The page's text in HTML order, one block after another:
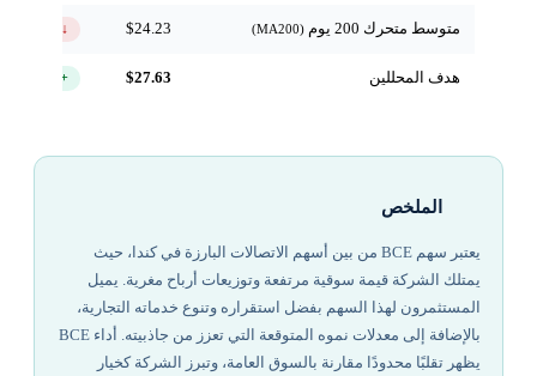
متوسط متحرك 200 يوم $24.23 ↓ تحت
هدف المحللين $27.63
+21.5%
الملخص
يعتبر سهم BCE من بين أسهم الاتصالات البارزة في كندا، حيث
يمتلك الشركة قيمة سوقية مرتفعة وتوزيعات أرباح مغرية. يميل
المستثمرون لهذا السهم بفضل استقراره وتنوع خدماته التجارية،
بالإضافة إلى معدلات نموه المتوقعة التي تعزز من جاذبيته. أداء BCE
يظهر تقلبًا محدودًا مقارنة بالسوق العامة، وتبرز الشركة كخيار